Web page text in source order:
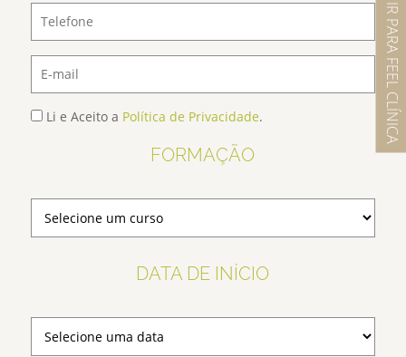
IR PARA FEEL CLÍNICA
Li e Aceito a Política de Privacidade.
FORMAÇÃO
DATA DE INÍCIO